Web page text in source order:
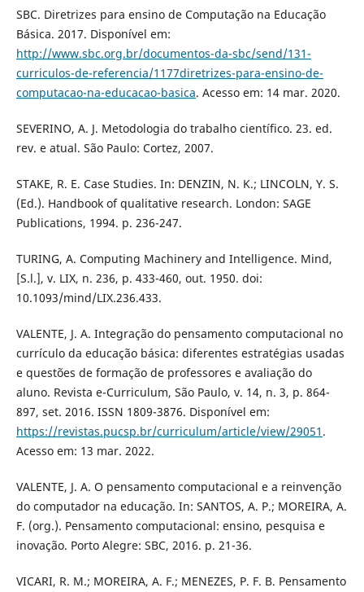
SBC. Diretrizes para ensino de Computação na Educação
Básica. 2017. Disponível em:
http://www.sbc.org.br/documentos-da-sbc/send/131-
curriculos-de-referencia/1177diretrizes-para-ensino-de-
computacao-na-educacao-basica. Acesso em: 14 mar. 2020.
SEVERINO, A. J. Metodologia do trabalho científico. 23. ed.
rev. e atual. São Paulo: Cortez, 2007.
STAKE, R. E. Case Studies. In: DENZIN, N. K.; LINCOLN, Y. S.
(Ed.). Handbook of qualitative research. London: SAGE
Publications, 1994. p. 236-247.
TURING, A. Computing Machinery and Intelligence. Mind,
[S.l.], v. LIX, n. 236, p. 433-460, out. 1950. doi:
10.1093/mind/LIX.236.433.
VALENTE, J. A. Integração do pensamento computacional no
currículo da educação básica: diferentes estratégias usadas
e questões de formação de professores e avaliação do
aluno. Revista e-Curriculum, São Paulo, v. 14, n. 3, p. 864-
897, set. 2016. ISSN 1809-3876. Disponível em:
https://revistas.pucsp.br/curriculum/article/view/29051 .
Acesso em: 13 mar. 2022.
VALENTE, J. A. O pensamento computacional e a reinvenção
do computador na educação. In: SANTOS, A. P.; MOREIRA, A.
F. (org.). Pensamento computacional: ensino, pesquisa e
inovação. Porto Alegre: SBC, 2016. p. 21-36.
VICARI, R. M.; MOREIRA, A. F.; MENEZES, P. F. B. Pensamento